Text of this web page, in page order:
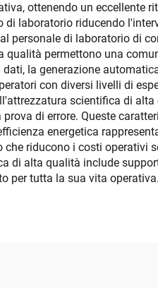
ottenendo un eccellente
laboratorio riducendo
personale di laboratorio di
permettono una
la generazione
con diversi livelli di
scientifica di
di errore. Queste
energetica
riducono i costi operativi
di alta qualità include
per tutta la sua vita operativa.